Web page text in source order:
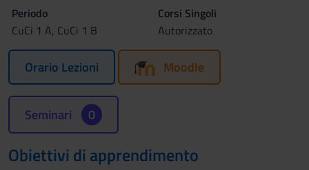
Periodo
CuCi 1 A, CuCi 1 B
Corsi Singoli
Autorizzato
Orario Lezioni Moodle
Seminari 0
Obiettivi di apprendimento